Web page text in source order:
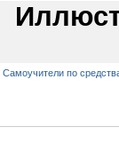
Самоучители по